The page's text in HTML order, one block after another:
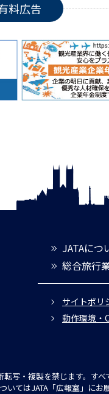
料広告
JATAにつ
総合旅行
サイトポリ
動作環境・
・複製を禁じます。すべ
てはJATA「広報室」にお